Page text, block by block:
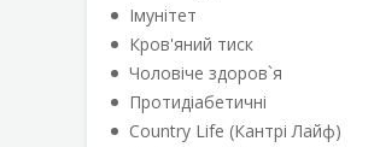
Імунітет
Кров'яний тиск
Чоловіче здоров`я
Протидіабетичні
Country Life (Кантрі Лайф)